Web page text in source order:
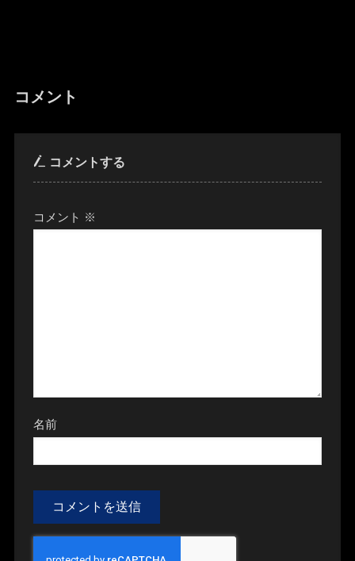
コメント
コメントする
コメント ※
名前